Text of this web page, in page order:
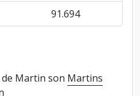
91.694
Martin son Martins